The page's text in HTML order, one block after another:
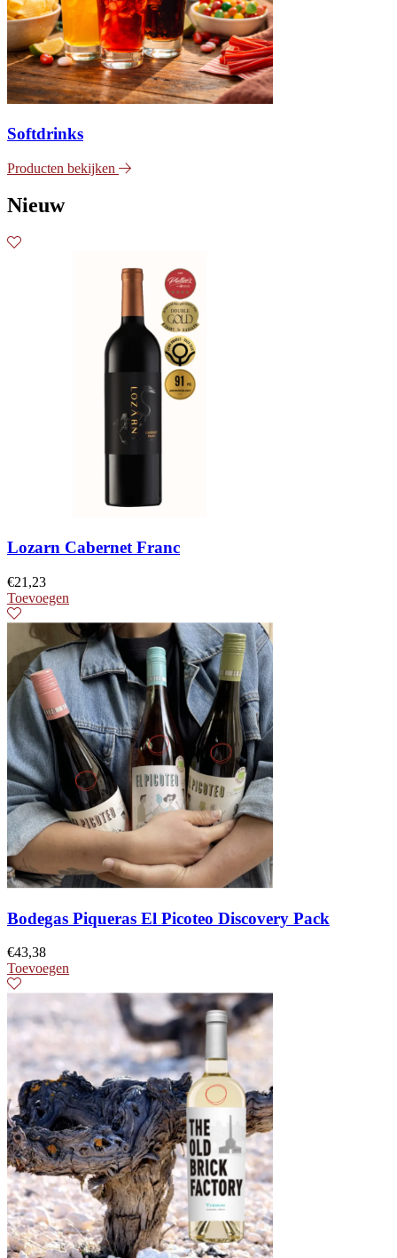
Softdrinks
Producten bekijken
Nieuw
Lozarn Cabernet Franc
€21,23
Toevoegen
Bodegas Piqueras El Picoteo Discovery Pack
€43,38
Toevoegen